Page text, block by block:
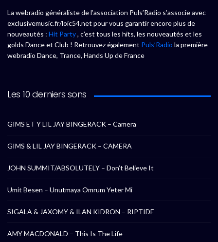
La webradio généraliste de l’association Puls’Radio s’associe avec
exclusivemusic.fr/loic54.net pour vous garantir encore plus de
nouveautés : Hit Party, c’est tous les hits, les nouveautés et les
golds Dance et Club ! Retrouvez également Puls’Radio la première
webradio Dance, Trance, Hands Up de France
Les 10 derniers sons
GIMS ET Y LIL JAY BINGERACK – Camera
GIMS & LIL JAY BINGERACK – CAMERA
JOHN SUMMIT/ABSOLUTELY – Don’t Believe It
Umit Besen – Unutmaya Omrum Yeter Mi
SIGALA & JAXOMY & ILAN KIDRON – RIPTIDE
AMY MACDONALD – This Is The Life